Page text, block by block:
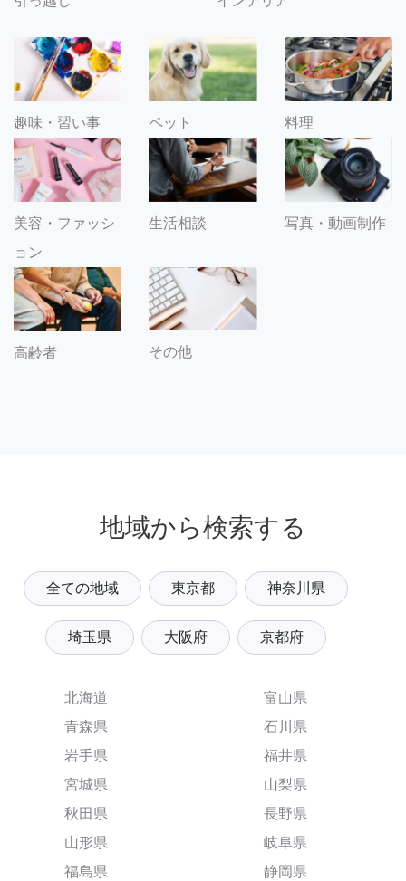
趣味・習い事 ペット 料理
美容・ファッシ
ョン
生活相談 写真・動画制作
高齢者 その他
地域から検索する
全ての地域 東京都 神奈川県
埼玉県 大阪府 京都府
北海道
青森県
岩手県
宮城県
秋田県
山形県
福島県
富山県
石川県
福井県
山梨県
長野県
岐阜県
静岡県